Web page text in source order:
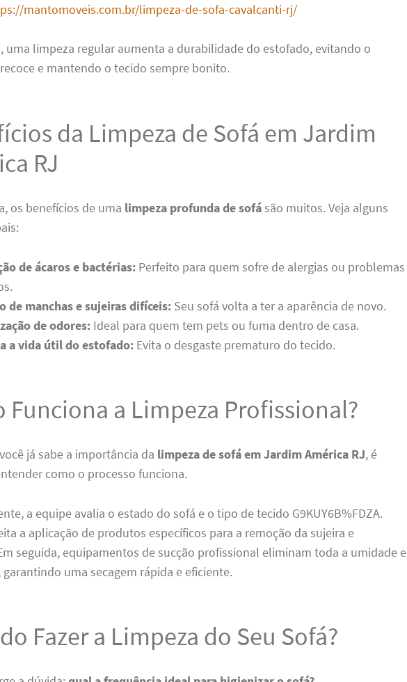
mantomoveis.com.br/limpeza-de-sofa-cavalcanti-rj/
uma limpeza regular aumenta a durabilidade do estofado, evitando o
e mantendo o tecido sempre bonito.
da Limpeza de Sofá em Jardim
RJ
os benefícios de uma limpeza profunda de sofásão muitos. Veja alguns
de ácaros e bactérias: Perfeito para quem sofre de alergias ou problemas
de manchas e sujeiras difíceis: Seu sofá volta a ter a aparência de novo.
de odores: Ideal para quem tem pets ou fuma dentro de casa.
a vida útil do estofado: Evita o desgaste prematuro do tecido.
Funciona a Limpeza Profissional?
já sabe a importância da limpeza de sofá em Jardim América RJ, é
como o processo funciona.
a equipe avalia o estado do sofá e o tipo de tecido G9KUY6B%FDZA.
a aplicação de produtos específicos para a remoção da sujeira e
seguida, equipamentos de sucção profissional eliminam toda a umidade e
garantindo uma secagem rápida e eficiente.
Fazer a Limpeza do Seu Sofá?